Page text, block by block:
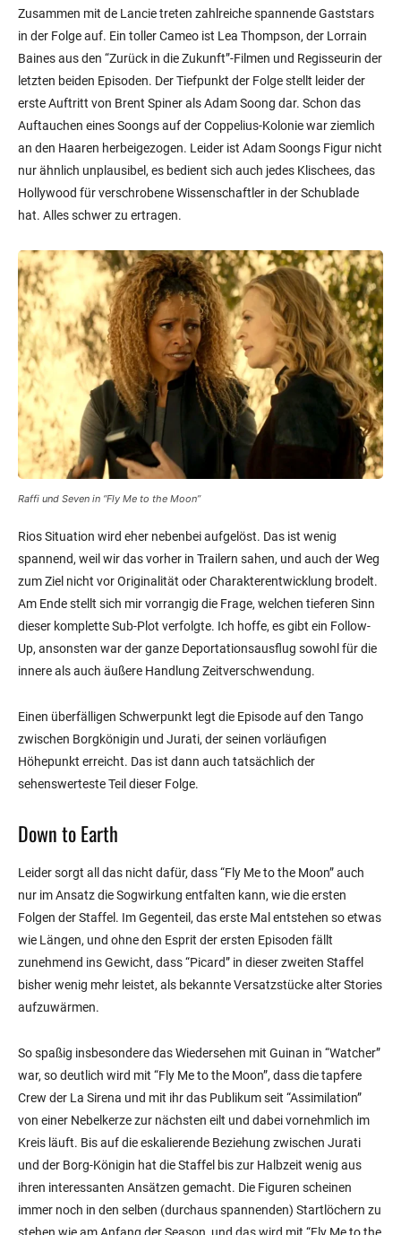
Zusammen mit de Lancie treten zahlreiche spannende Gaststars
in der Folge auf. Ein toller Cameo ist Lea Thompson, der Lorrain
Baines aus den “Zurück in die Zukunft”-Filmen und Regisseurin der
letzten beiden Episoden. Der Tiefpunkt der Folge stellt leider der
erste Auftritt von Brent Spiner als Adam Soong dar. Schon das
Auftauchen eines Soongs auf der Coppelius-Kolonie war ziemlich
an den Haaren herbeigezogen. Leider ist Adam Soongs Figur nicht
nur ähnlich unplausibel, es bedient sich auch jedes Klischees, das
Hollywood für verschrobene Wissenschaftler in der Schublade
hat. Alles schwer zu ertragen.
Raffi und Seven in “Fly Me to the Moon”
Rios Situation wird eher nebenbei aufgelöst. Das ist wenig
spannend, weil wir das vorher in Trailern sahen, und auch der Weg
zum Ziel nicht vor Originalität oder Charakterentwicklung brodelt.
Am Ende stellt sich mir vorrangig die Frage, welchen tieferen Sinn
dieser komplette Sub-Plot verfolgte. Ich hoffe, es gibt ein Follow-
Up, ansonsten war der ganze Deportationsausflug sowohl für die
innere als auch äußere Handlung Zeitverschwendung.
Einen überfälligen Schwerpunkt legt die Episode auf den Tango
zwischen Borgkönigin und Jurati, der seinen vorläufigen
Höhepunkt erreicht. Das ist dann auch tatsächlich der
sehenswerteste Teil dieser Folge.
Down to Earth
Leider sorgt all das nicht dafür, dass “Fly Me to the Moon” auch
nur im Ansatz die Sogwirkung entfalten kann, wie die ersten
Folgen der Staffel. Im Gegenteil, das erste Mal entstehen so etwas
wie Längen, und ohne den Esprit der ersten Episoden fällt
zunehmend ins Gewicht, dass “Picard” in dieser zweiten Staffel
bisher wenig mehr leistet, als bekannte Versatzstücke alter Stories
aufzuwärmen.
So spaßig insbesondere das Wiedersehen mit Guinan in “Watcher”
war, so deutlich wird mit “Fly Me to the Moon”, dass die tapfere
Crew der La Sirena und mit ihr das Publikum seit “Assimilation”
von einer Nebelkerze zur nächsten eilt und dabei vornehmlich im
Kreis läuft. Bis auf die eskalierende Beziehung zwischen Jurati
und der Borg-Königin hat die Staffel bis zur Halbzeit wenig aus
ihren interessanten Ansätzen gemacht. Die Figuren scheinen
immer noch in den selben (durchaus spannenden) Startlöchern zu